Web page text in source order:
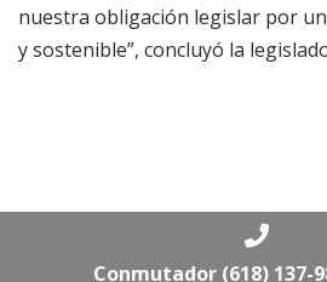
nuestra obligación legislar por
y sostenible”, concluyó la
Conmutador (618) 137-